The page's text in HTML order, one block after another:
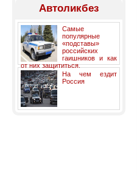
Автоликбез
Самые
популярные
«подставы»
российских
гаишников и как
от них защититься.
На чем ездит
Россия